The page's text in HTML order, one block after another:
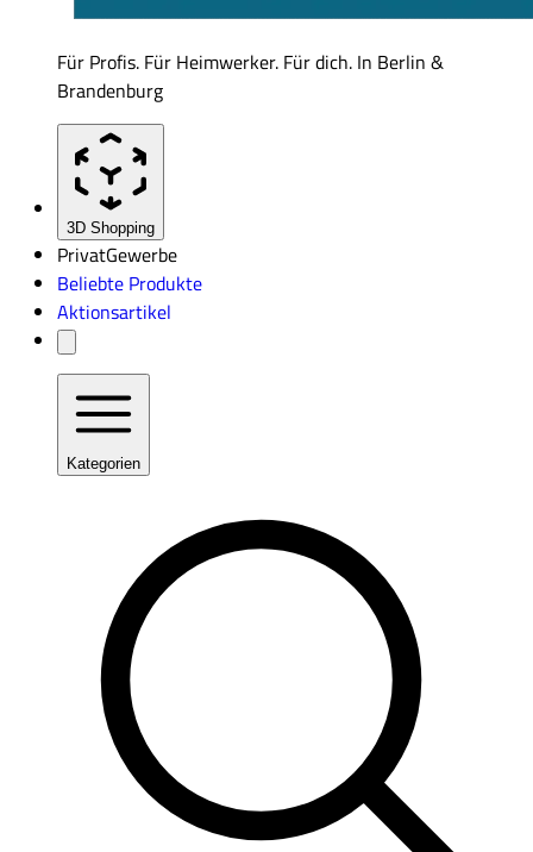
Für Profis. Für Heimwerker. Für dich. In Berlin &
Brandenburg
3D Shopping
PrivatGewerbe
Beliebte Produkte
Aktionsartikel
Kategorien